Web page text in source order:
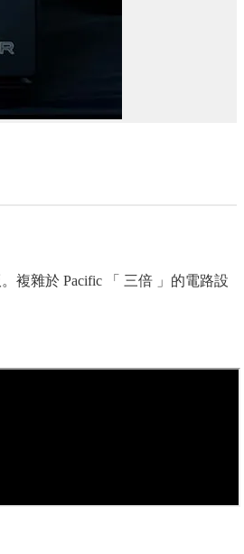
複雜於 Pacific 「 三倍 」的電路設